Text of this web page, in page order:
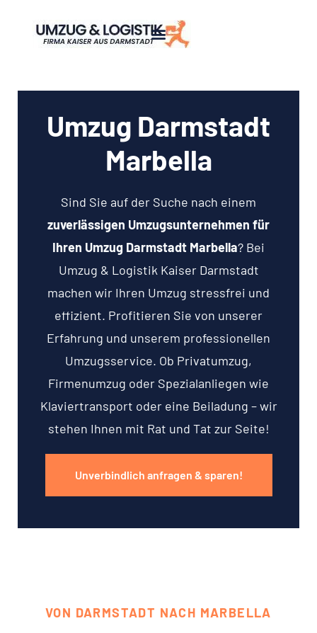
Umzug Darmstadt
Marbella
Sind Sie auf der Suche nach einem
zuverlässigen Umzugsunternehmen für
Ihren Umzug Darmstadt Marbella? Bei
Umzug & Logistik Kaiser Darmstadt
machen wir Ihren Umzug stressfrei und
effizient. Profitieren Sie von unserer
Erfahrung und unserem professionellen
Umzugsservice. Ob Privatumzug,
Firmenumzug oder Spezialanliegen wie
Klaviertransport oder eine Beiladung – wir
stehen Ihnen mit Rat und Tat zur Seite!
Unverbindlich anfragen & sparen!
VON DARMSTADT NACH MARBELLA